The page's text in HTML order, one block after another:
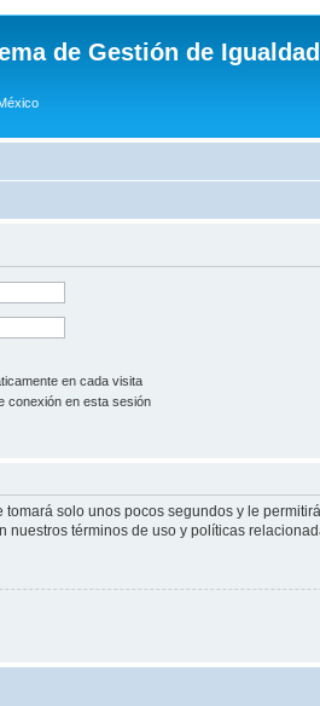
de Gestión de
en cada visita
conexión en esta sesión
solo unos pocos segundos y le
términos de uso y políticas